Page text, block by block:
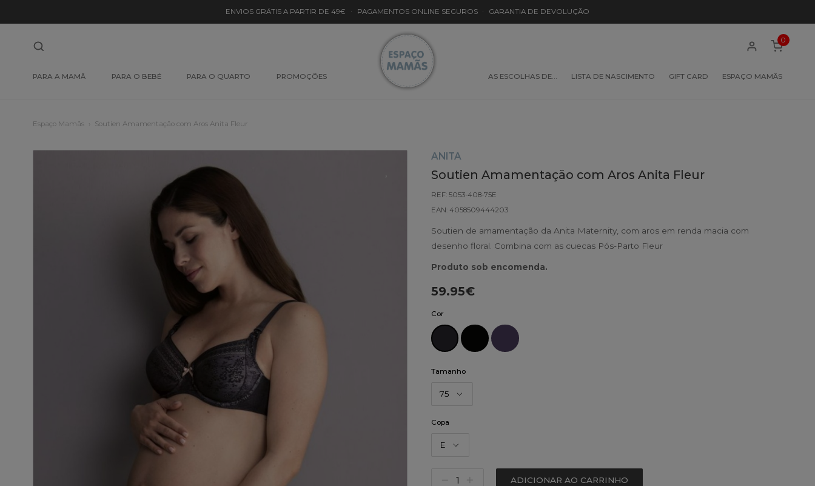
ENVIOS GRÁTIS A PARTIR DE 49€ · PAGAMENTOS ONLINE SEGUROS · GARANTIA DE DEVOLUÇÃO
PARA A MAMÃ PARA O BEBÉ PARA O QUARTO PROMOÇÕES AS ESCOLHAS DE… LISTA DE NASCIMENTO GIFT CARD ESPAÇO MAMÃS
0
Espaço Mamãs Soutien Amamentação com Aros Anita Fleur
ANITA
Soutien Amamentação com Aros Anita Fleur
REF: 5053-408-75E
EAN: 4058509444203
Soutien de amamentação da Anita Maternity, com aros em renda macia com
desenho floral. Combina com as cuecas Pós-Parto Fleur
Produto sob encomenda.
59.95€
Cor
Tamanho
75
Copa
E
ADICIONAR AO CARRINHO